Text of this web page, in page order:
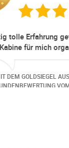
14:07.